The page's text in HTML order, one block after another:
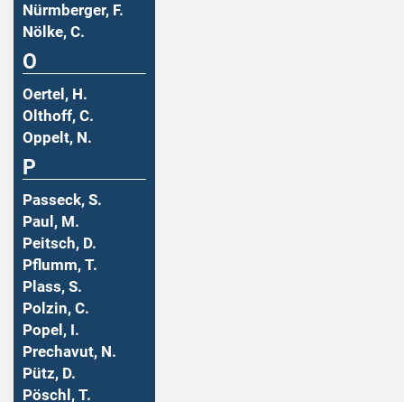
Nürmberger, F.
Nölke, C.
O
Oertel, H.
Olthoff, C.
Oppelt, N.
P
Passeck, S.
Paul, M.
Peitsch, D.
Pflumm, T.
Plass, S.
Polzin, C.
Popel, I.
Prechavut, N.
Pütz, D.
Pöschl, T.